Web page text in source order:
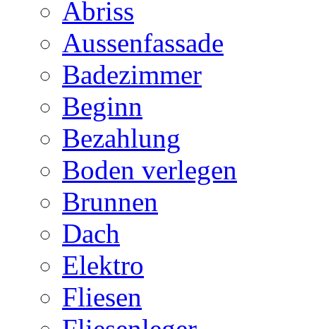
Abriss
Aussenfassade
Badezimmer
Beginn
Bezahlung
Boden verlegen
Brunnen
Dach
Elektro
Fliesen